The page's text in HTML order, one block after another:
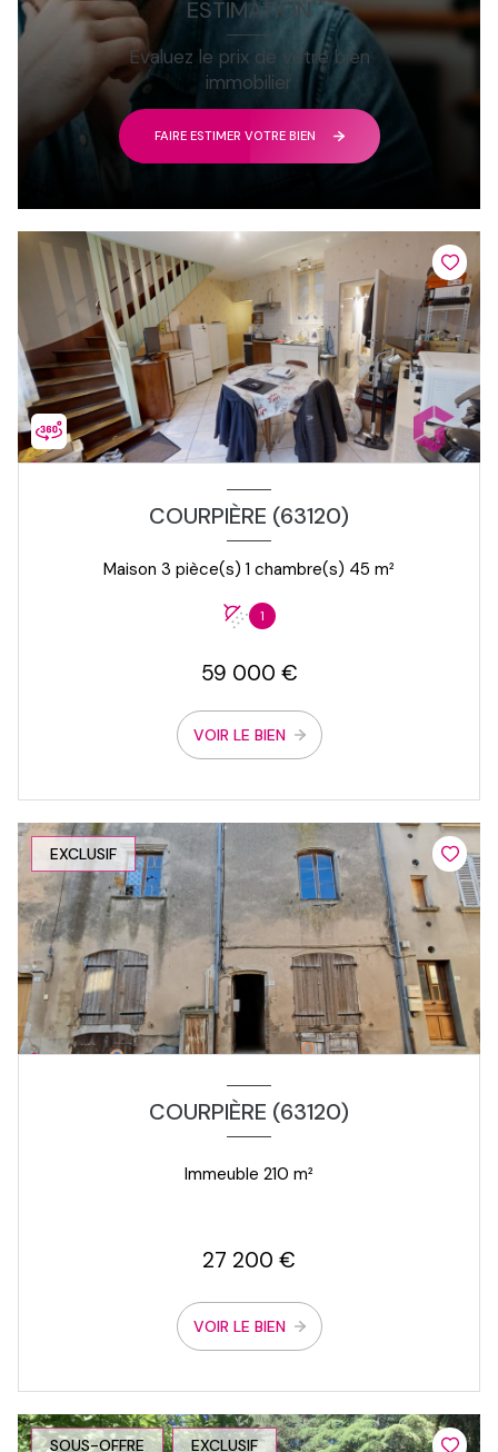
ESTIMATION
Evaluez le prix de votre bien
immobilier
FAIRE ESTIMER VOTRE BIEN
COURPIÈRE (63120)
Maison 3 pièce(s) 1 chambre(s) 45 m²
1
59 000 €
VOIR LE BIEN
EXCLUSIF
COURPIÈRE (63120)
Immeuble 210 m²
27 200 €
VOIR LE BIEN
SOUS-OFFRE EXCLUSIF